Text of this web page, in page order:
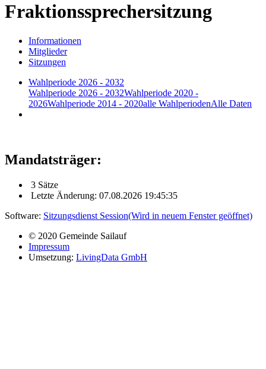
Fraktionssprechersitzung
Informationen
Mitglieder
Sitzungen
Wahlperiode 2026 - 2032
Wahlperiode 2026 - 2032Wahlperiode 2020 -
2026Wahlperiode 2014 - 2020alle WahlperiodenAlle Daten
Mandatsträger:
3 Sätze
Letzte Änderung: 07.08.2026 19:45:35
Software: Sitzungsdienst Session(Wird in neuem Fenster geöffnet)
© 2020 Gemeinde Sailauf
Impressum
Umsetzung: LivingData GmbH